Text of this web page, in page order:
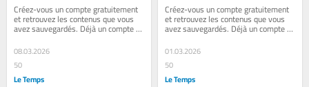
Créez-vous un compte gratuitement
et retrouvez les contenus que vous
avez sauvegardés. Déjà un compte ?
Se connecter Faites plaisir à vos...
08.03.2026
50
Le Temps
Créez-vous un compte gratuitement
et retrouvez les contenus que vous
avez sauvegardés. Déjà un compte ?
Se connecter Faites plaisir à vos...
01.03.2026
50
Le Temps